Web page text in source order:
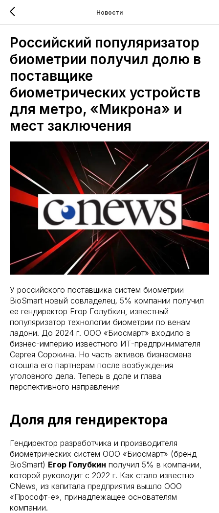
Новости
Российский популяризатор
биометрии получил долю в
поставщике
биометрических устройств
для метро, «Микрона» и
мест заключения
У российского поставщика систем биометрии
BioSmart новый совладелец. 5% компании получил
ее гендиректор Егор Голубкин, известный
популяризатор технологии биометрии по венам
ладони. До 2024 г. ООО «Биосмарт» входило в
бизнес-империю известного ИТ-предпринимателя
Сергея Сорокина. Но часть активов бизнесмена
отошла его партнерам после возбуждения
уголовного дела. Теперь в доле и глава
перспективного направления
Доля для гендиректора
Гендиректор разработчика и производителя
биометрических систем ООО «Биосмарт» (бренд
BioSmart) Егор Голубкин получил 5% в компании,
которой руководит с 2022 г. Как стало известно
CNews, из капитала предприятия вышло ООО
«Прософт-е», принадлежащее основателям
компании.